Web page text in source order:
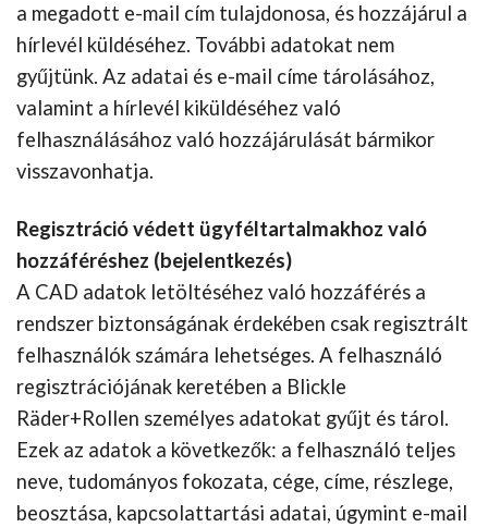
a megadott e-mail cím tulajdonosa, és hozzájárul a
hírlevél küldéséhez. További adatokat nem
gyűjtünk. Az adatai és e-mail címe tárolásához,
valamint a hírlevél kiküldéséhez való
felhasználásához való hozzájárulását bármikor
visszavonhatja.
Regisztráció védett ügyféltartalmakhoz való
hozzáféréshez (bejelentkezés)
A CAD adatok letöltéséhez való hozzáférés a
rendszer biztonságának érdekében csak regisztrált
felhasználók számára lehetséges. A felhasználó
regisztrációjának keretében a Blickle
Räder+Rollen személyes adatokat gyűjt és tárol.
Ezek az adatok a következők: a felhasználó teljes
neve, tudományos fokozata, cége, címe, részlege,
beosztása, kapcsolattartási adatai, úgymint e-mail